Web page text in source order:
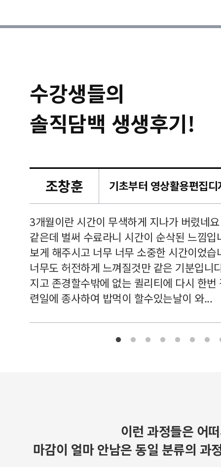
수강생들의
솔직담백 생생후기!
조창훈
3개월이란 시간이 무색하게 지나가 버렸네
같은데 벌써 수료라니 시간이 순삭된 느낌
보게 해주시고 너무 너무 소중한 시간이었
너무도 허전하게 느껴질것만 같은 기분입니
지고 존경할수밖에 없는 퀼리티에 다시 한
련일에 종사하여 밥먹이 할수있는날이 와...
이런 과정들은 어
마감이 얼마 안남은 동일 분류의 과